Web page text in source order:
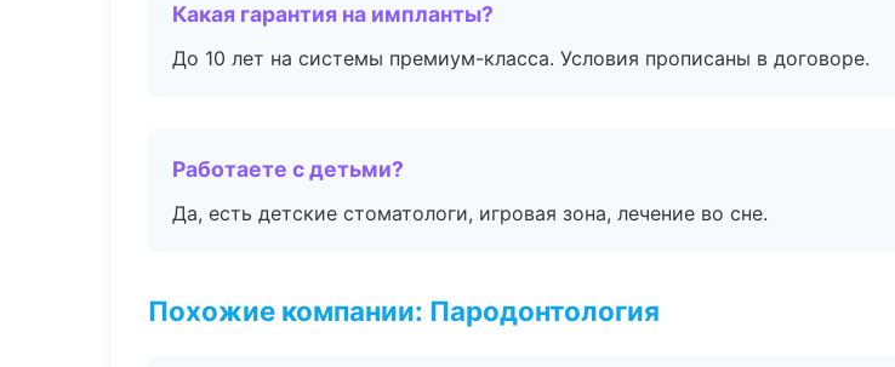
Какая гарантия на импланты?
До 10 лет на системы премиум-класса. Условия прописаны в договоре.
Работаете с детьми?
Да, есть детские стоматологи, игровая зона, лечение во сне.
Похожие компании: Пародонтология